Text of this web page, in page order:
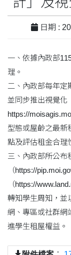
日期 :
一、依據內政部
理。
二、內政部每年定
並同步推出視覺化
https://
型態或屋齡之最新
點及評估租金合理
三、內政部所公布
（https://
（https://
轉知學生周知，並
網、專區或社群網
進學生租屋權益。